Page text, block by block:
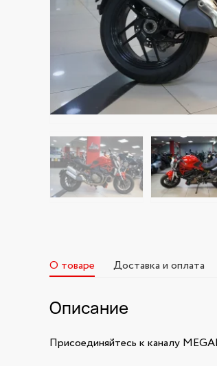
О товаре Доставка и оплата
Описание
Присоединяйтесь к каналу